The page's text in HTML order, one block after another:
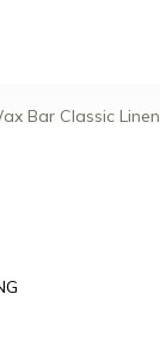
Bar Classic Linen